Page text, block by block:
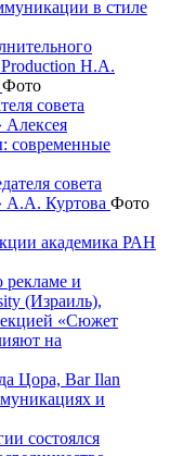
Production Н.А.
Фото
совета
А.А. Куртова Фото
академика РАН
Цора, Bar Ilan
и